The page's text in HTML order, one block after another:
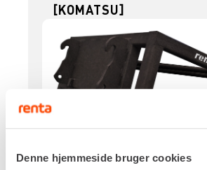
Denne hjemmeside bruger cookies
[KOMATSU]
Komatsu